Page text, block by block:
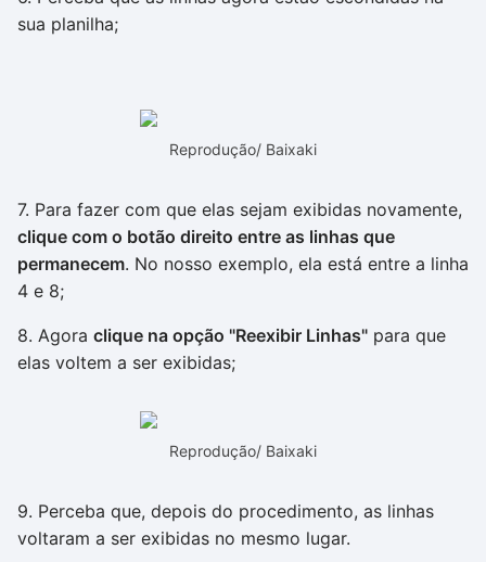
sua planilha;
Reprodução/ Baixaki
7. Para fazer com que elas sejam exibidas novamente,
clique com o botão direito entre as linhas que
permanecem. No nosso exemplo, ela está entre a linha
4 e 8;
8. Agora clique na opção "Reexibir Linhas" para que
elas voltem a ser exibidas;
Reprodução/ Baixaki
9. Perceba que, depois do procedimento, as linhas
voltaram a ser exibidas no mesmo lugar.